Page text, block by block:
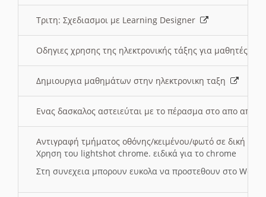
Τριτη: Σχεδιασμοι με Learning Designer
Οδηγιες χρησης της ηλεκτρονικής τάξης για μαθητές
Δημιουργια μαθημάτων στην ηλεκτρονικη ταξη
Ενας δασκαλος αστειεύται με το πέρασμα στο απο
Αντιγραφή τμήματος οθόνης/κειμένου/φωτό σε δική
Χρηση του lightshot chrome. ειδικά για το chrome
Στη συνεχεια μπορουν ευκολα να προστεθουν στο Word